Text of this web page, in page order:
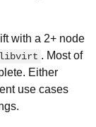
with a 2+ node
libvirt . Most of
Either
use cases